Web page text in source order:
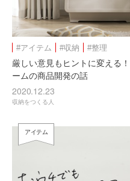
#アイテム #収納 #整理
厳しい意⾒もヒントに変える
ームの商品開発の話
2020.12.23
収納をつくる人
アイテム